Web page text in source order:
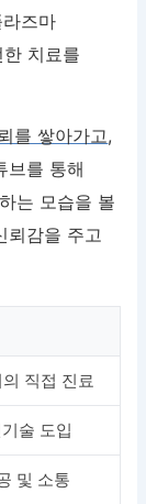
즈마
치료를
를 쌓아가고,
브를 통해
는 모습을 볼
뢰감을 주고
직접 진료
술 도입
및 소통